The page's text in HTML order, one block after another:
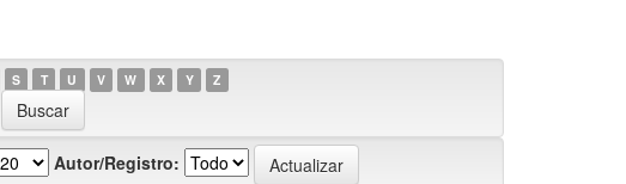
S T U V W X Y Z
Autor/Registro: